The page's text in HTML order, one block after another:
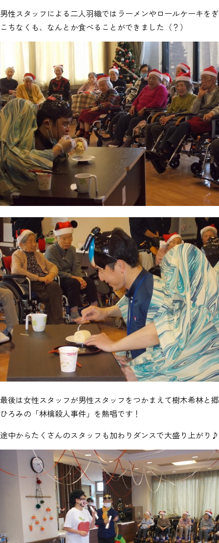
男性スタッフによる二人羽織ではラーメンやロールケーキをぎ
こちなくも、なんとか食べることができました（？）
最後は女性スタッフが男性スタッフをつかまえて樹木希林と郷
ひろみの「林檎殺人事件」を熱唱です！
途中からたくさんのスタッフも加わりダンスで大盛り上がり♪